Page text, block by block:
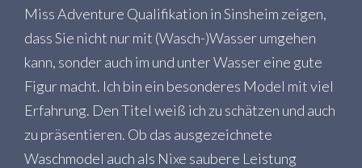
Miss Adventure Qualifikation in Sinsheim zeigen,
dass Sie nicht nur mit (Wasch-)Wasser umgehen
kann, sonder auch im und unter Wasser eine gute
Figur macht. Ich bin ein besonderes Model mit viel
Erfahrung. Den Titel weiß ich zu schätzen und auch
zu präsentieren. Ob das ausgezeichnete
Waschmodel auch als Nixe saubere Leistung